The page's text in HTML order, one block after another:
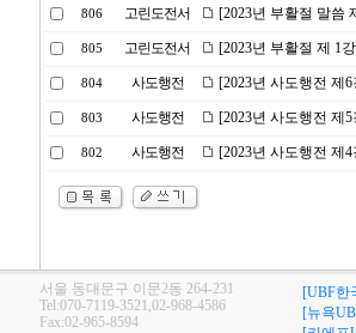
806 고린도전서 [2023년 부활절 말씀
805 고린도전서 [2023년 부활절 제 1
804 사도행전 [2023년 사도행전 제
803 사도행전 [2023년 사도행전 제
802 사도행전 [2023년 사도행전 제
서울 동대문구 이문2동 264-231
Tel:070-7119-3521,02-968-4586
Fax:02-965-8594
[UBF한
[뉴욕